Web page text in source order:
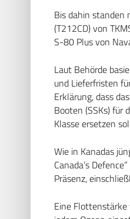
Bis dahin standen
(T212CD) von
S-80 Plus von
Laut Behörde
und Lieferfristen
Erklärung, dass
Booten (SSKs) für
Klasse ersetzen
Wie in Kanadas
Canada’s
Präsenz,
Eine Flottenstärke